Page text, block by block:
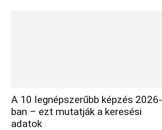
A 10 legnépszerűbb képzés 2026-
ban – ezt mutatják a keresési
adatok